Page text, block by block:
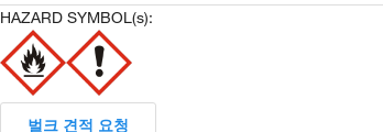
HAZARD SYMBOL(s):
벌크 견적 요청